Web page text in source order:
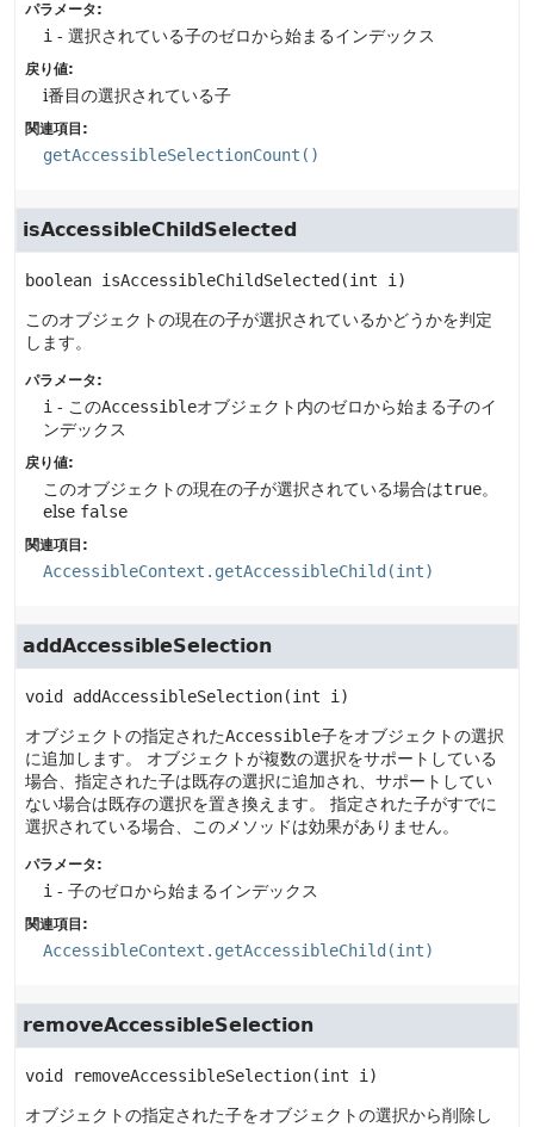
パラメータ:
i - 選択されている子のゼロから始まるインデックス
戻り値:
i番目の選択されている子
関連項目:
getAccessibleSelectionCount()
isAccessibleChildSelected
boolean isAccessibleChildSelected (int i)
このオブジェクトの現在の子が選択されているかどうかを判定
します。
パラメータ:
i - このAccessibleオブジェクト内のゼロから始まる子のイ
ンデックス
戻り値:
このオブジェクトの現在の子が選択されている場合はtrue。
else false
関連項目:
AccessibleContext.getAccessibleChild(int)
addAccessibleSelection
void addAccessibleSelection(int i)
オブジェクトの指定されたAccessible子をオブジェクトの選択
に追加します。
オブジェクトが複数の選択をサポートしている
場合、指定された子は既存の選択に追加され、サポートしてい
ない場合は既存の選択を置き換えます。
指定された子がすでに
選択されている場合、このメソッドは効果がありません。
パラメータ:
i - 子のゼロから始まるインデックス
関連項目:
AccessibleContext.getAccessibleChild(int)
removeAccessibleSelection
void removeAccessibleSelection(int i)
オブジェクトの指定された子をオブジェクトの選択から削除し